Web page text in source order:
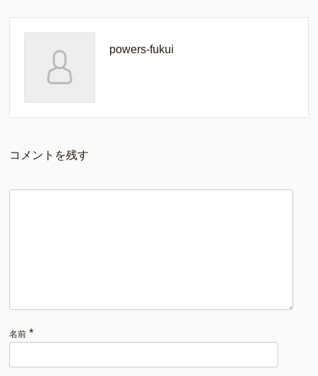
powers-fukui
コメントを残す
名前 *